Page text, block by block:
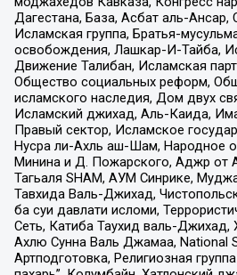
Дагестана, База, Асбат аль-Ансар,
Исламская группа, Братья-
освобождения, Лашкар-И-Тайба,
Движение Талибан, Исламская
Общество социальных реформ,
исламского наследия, Дом двух
Исламский джихад, Аль-Каида,
Правый сектор, Исламское
Нусра ли-Ахль аш-Шам, Народное
Минина и Д. Пожарского, Аджр от
Тагьаля SHAM, АУМ Синрике,
Тавхида Валь-Джихад,
ба суи давлати исломи,
Сеть, Катиба Таухид валь-
Ахлю Сунна Валь Джамаа, National
Артподготовка, Религиозная